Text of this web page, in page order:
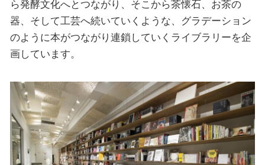
ら発酵文化へとつながり、そこから茶懐石、お茶の
器、そして工芸へ続いていくような、グラデーション
のように本がつながり連鎖していくライブラリーを企
画しています。